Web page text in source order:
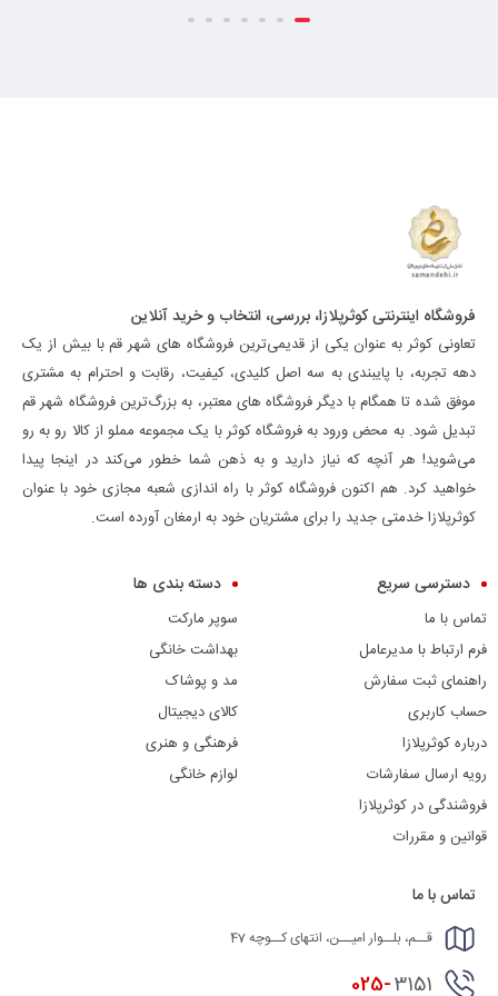
فروشگاه اینترنتی کوثرپلازا، بررسی، انتخاب و خرید آنلاین
تعاونی کوثر به عنوان یکی از قدیمی‌ترین فروشگاه های شهر قم با بیش از یک
دهه تجربه، با پایبندی به سه اصل کلیدی، کیفیت، رقابت و احترام به مشتری
موفق شده تا همگام با دیگر فروشگاه های معتبر، به بزرگ‌ترین فروشگاه شهر قم
تبدیل شود. به محض ورود به فروشگاه کوثر با یک مجموعه مملو از کالا رو به رو
می‌شوید! هر آنچه که نیاز دارید و به ذهن شما خطور می‌کند در اینجا پیدا
خواهید کرد. هم اکنون فروشگاه کوثر با راه اندازی شعبه مجازی خود با عنوان
کوثرپلازا خدمتی جدید را برای مشتریان خود به ارمغان آورده است.
دسترسی سریع
تماس با ما
فرم ارتباط با مدیرعامل
راهنمای ثبت سفارش
حساب کاربری
درباره کوثرپلازا
رویه ارسال سفارشات
فروشندگی در کوثرپلازا
قوانین و مقررات
دسته بندی ها
سوپر مارکت
بهداشت خانگی
مد و پوشاک
کالای دیجیتال
فرهنگی و هنری
لوازم خانگی
تماس با ما
قــم، بلــوار امیــن، انتهای کــوچه 47
025-3151